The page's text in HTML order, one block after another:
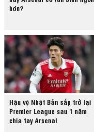
hơn?
Hậu vệ Nhật Bản sắp trở lại
Premier League sau 1 năm
chia tay Arsenal